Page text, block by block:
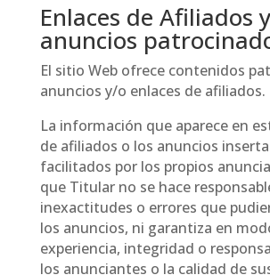
Enlaces de Afiliados y
anuncios
El sitio Web ofrece contenidos
anuncios y/o enlaces de afiliados.
La información que aparece en
de afiliados o los anuncios
facilitados por los propios
que Titular no se hace
inexactitudes o errores que
los anuncios, ni garantiza en
experiencia, integridad o
los anunciantes o la calidad de